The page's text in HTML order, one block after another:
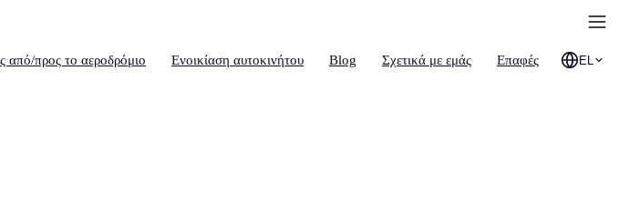
από/προς το αεροδρόμιο Ενοικίαση αυτοκινήτου Blog Σχετικά με εμάς Επαφές EL